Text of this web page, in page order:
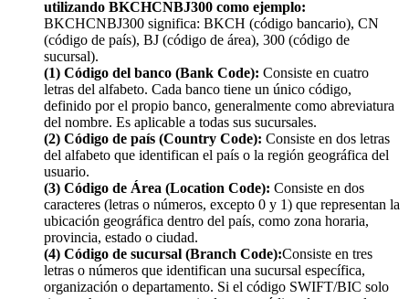
utilizando BKCHCNBJ300 como ejemplo:
BKCHCNBJ300 significa: BKCH (código bancario), CN
(código de país), BJ (código de área), 300 (código de
sucursal).
(1) Código del banco (Bank Code): Consiste en cuatro
letras del alfabeto. Cada banco tiene un único código,
definido por el propio banco, generalmente como abreviatura
del nombre. Es aplicable a todas sus sucursales.
(2) Código de país (Country Code): Consiste en dos letras
del alfabeto que identifican el país o la región geográfica del
usuario.
(3) Código de Área (Location Code): Consiste en dos
caracteres (letras o números, excepto 0 y 1) que representan la
ubicación geográfica dentro del país, como zona horaria,
provincia, estado o ciudad.
(4) Código de sucursal (Branch Code):Consiste en tres
letras o números que identifican una sucursal específica,
organización o departamento. Si el código SWIFT/BIC solo